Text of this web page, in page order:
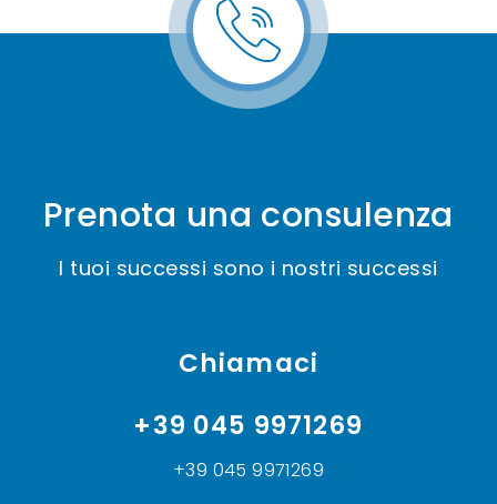
Prenota una consulenza
I tuoi successi sono i nostri successi
Chiamaci
+39 045 9971269
+39 045 9971269